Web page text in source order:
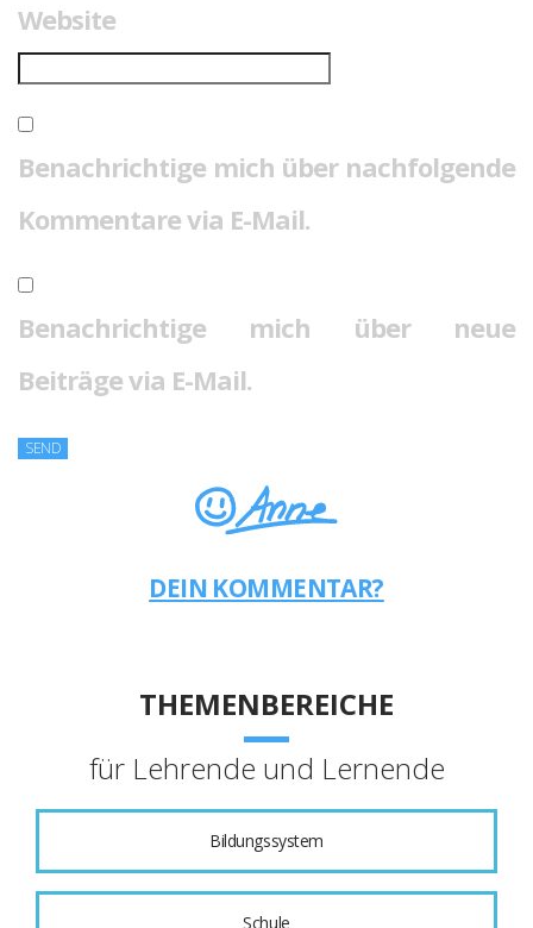
Website
Benachrichtige mich über nachfolgende
Kommentare via E-Mail.
Benachrichtige mich über neue
Beiträge via E-Mail.
DEIN KOMMENTAR?
THEMENBEREICHE
für Lehrende und Lernende
Bildungssystem
Schule